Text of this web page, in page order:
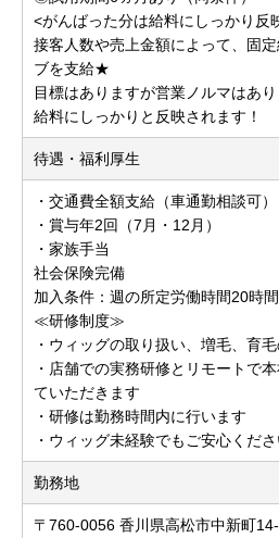
<がんばった分は給料にしっかり反
接客人数や売上金額によって、固
ブを支給★
目標はありますが営業ノルマはあ
給料にしっかりと反映されます！
待遇・福利厚生
・交通費全額支給（車通勤相談可）
・賞与年2回（7月・12月）
・家族手当
社会保険完備
加入条件：週の所定労働時間20時
≪研修制度≫
・ウィッグの取り扱い、増毛、育
・店舗での実務研修とリモートで
ていただきます
・研修は勤務時間内に行います
・ウィッグ未経験でもご安心くだ
勤務地
〒760-0056 香川県高松市中新町